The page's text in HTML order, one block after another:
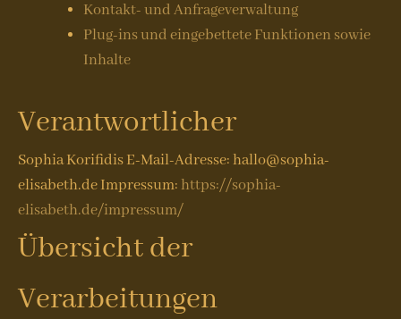
Kontakt- und Anfrageverwaltung
Plug-ins und eingebettete Funktionen sowie
Inhalte
Verantwortlicher
Sophia Korifidis E-Mail-Adresse: hallo@sophia-
elisabeth.de Impressum: https://sophia-
elisabeth.de/impressum/
Übersicht der
Verarbeitungen